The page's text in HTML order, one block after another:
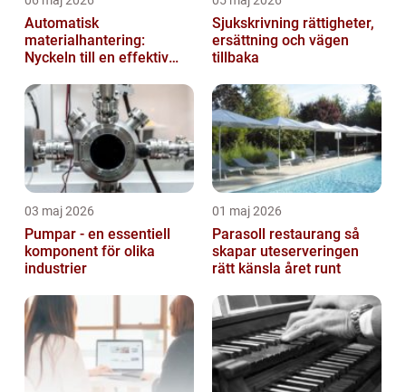
Automatisk
materialhantering:
Nyckeln till en effektiv
Sjukskrivning rättigheter,
ersättning och vägen
tillbaka
03 maj 2026
Pumpar - en essentiell
komponent för olika
industrier
01 maj 2026
Parasoll restaurang så
skapar uteserveringen
rätt känsla året runt